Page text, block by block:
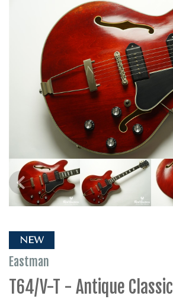
NEW
Eastman
T64/V-T - Antique Classic